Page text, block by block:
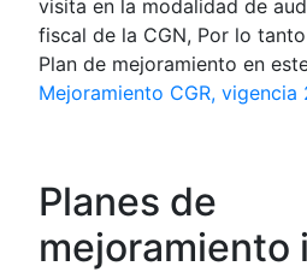
visita en la modalidad de
fiscal de la CGN, Por lo
Plan de mejoramiento en
Mejoramiento CGR, vigencia
Planes de
mejoramiento